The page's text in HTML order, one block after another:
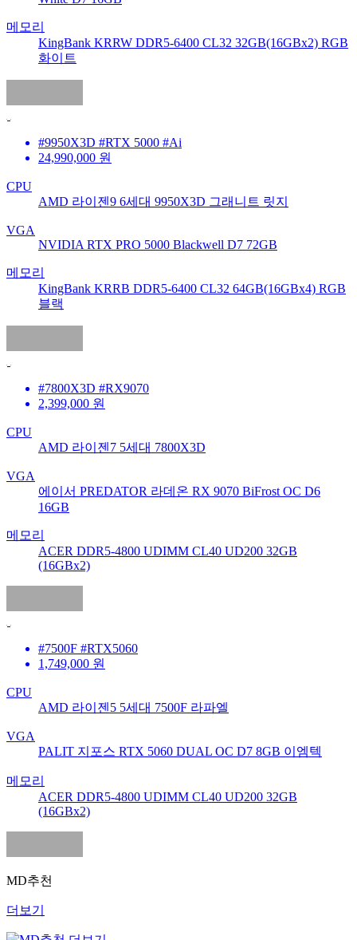
메모리
KingBank KRRW DDR5-6400 CL32 32GB(16GBx2) RGB
화이트
#9950X3D #RTX 5000 #Ai
24,990,000 원
CPU
AMD 라이젠9 6세대 9950X3D 그래니트 릿지
VGA
NVIDIA RTX PRO 5000 Blackwell D7 72GB
메모리
KingBank KRRB DDR5-6400 CL32 64GB(16GBx4) RGB
블랙
#7800X3D #RX9070
2,399,000 원
CPU
AMD 라이젠7 5세대 7800X3D
VGA
에이서 PREDATOR 라데온 RX 9070 BiFrost OC D6
16GB
메모리
ACER DDR5-4800 UDIMM CL40 UD200 32GB
(16GBx2)
#7500F #RTX5060
1,749,000 원
CPU
AMD 라이젠5 5세대 7500F 라파엘
VGA
PALIT 지포스 RTX 5060 DUAL OC D7 8GB 이엠텍
메모리
ACER DDR5-4800 UDIMM CL40 UD200 32GB
(16GBx2)
MD추천
더보기